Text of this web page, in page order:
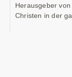
Herausgeber
Christen in der